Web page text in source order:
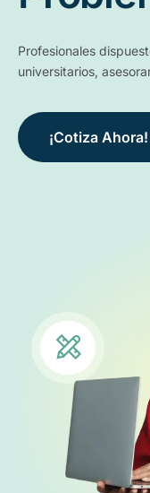
Profesionales
universitarios,
¡Cotiza Ahora!